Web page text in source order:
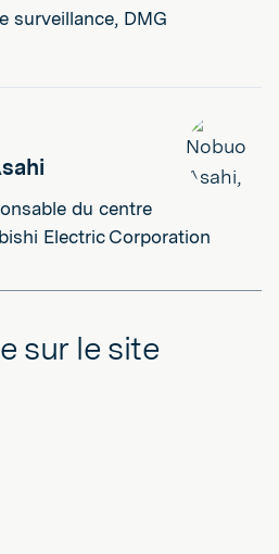
surveillance, DMG
du centre
Electric Corporation
sur le site